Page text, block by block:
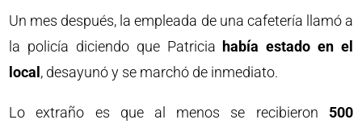
Un mes después, la empleada de una cafetería llamó a
la policía diciendo que Patricia había estado en el
local, desayunó y se marchó de inmediato.
Lo extraño es que al menos se recibieron 500